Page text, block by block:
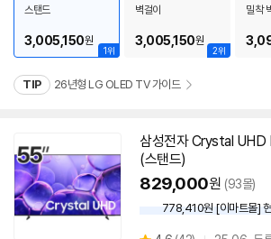
Hz) / ALLM G-Sync Compatible FreeSync
1위
스탠드
3,005,150원
2위
벽걸이
3,005,150원
밀착
TIP 26년형 LG OLED TV 가이드
삼성전자 Crystal
(스탠드)
829,000원 (93몰)
778,410원 [이마트몰]